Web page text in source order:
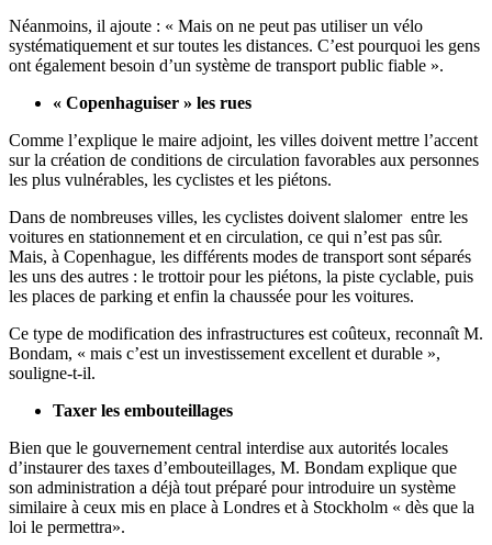
Néanmoins, il ajoute : « Mais on ne peut pas utiliser un vélo
systématiquement et sur toutes les distances. C’est pourquoi les gens
ont également besoin d’un système de transport public fiable ».
« Copenhaguiser » les rues
Comme l’explique le maire adjoint, les villes doivent mettre l’accent
sur la création de conditions de circulation favorables aux personnes
les plus vulnérables, les cyclistes et les piétons.
Dans de nombreuses villes, les cyclistes doivent slalomer entre les
voitures en stationnement et en circulation, ce qui n’est pas sûr.
Mais, à Copenhague, les différents modes de transport sont séparés
les uns des autres : le trottoir pour les piétons, la piste cyclable, puis
les places de parking et enfin la chaussée pour les voitures.
Ce type de modification des infrastructures est coûteux, reconnaît M.
Bondam, « mais c’est un investissement excellent et durable »,
souligne-t-il.
Taxer les embouteillages
Bien que le gouvernement central interdise aux autorités locales
d’instaurer des taxes d’embouteillages, M. Bondam explique que
son administration a déjà tout préparé pour introduire un système
similaire à ceux mis en place à Londres et à Stockholm « dès que la
loi le permettra».